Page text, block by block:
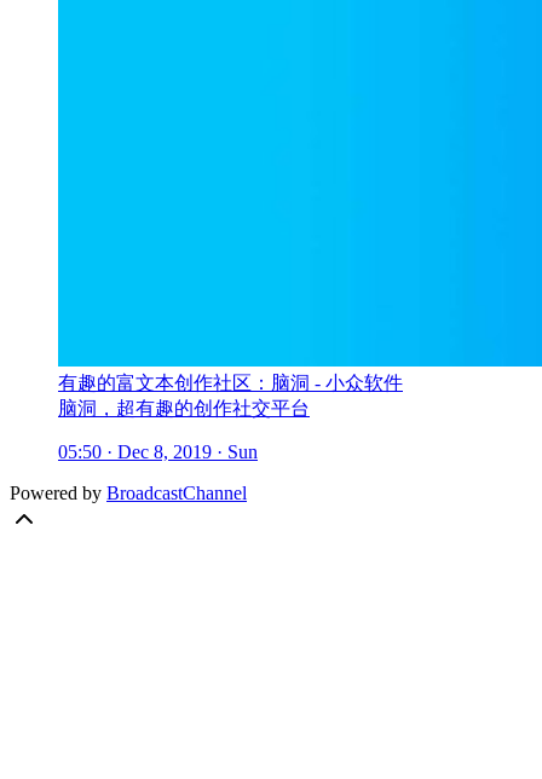
有趣的富文本创作社区：脑洞 - 小众软件
脑洞，超有趣的创作社交平台
05:50 · Dec 8, 2019 · Sun
Powered by BroadcastChannel